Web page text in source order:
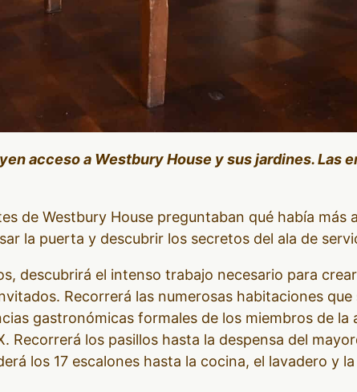
acceso a Westbury House y sus jardines. Las
de Westbury House preguntaban qué había más
la puerta y descubrir los secretos del ala de
descubrirá el intenso trabajo necesario para
Recorrerá las numerosas habitaciones
gastronómicas formales de los miembros de la
Recorrerá los pasillos hasta la despensa del
los 17 escalones hasta la cocina, el lavadero y